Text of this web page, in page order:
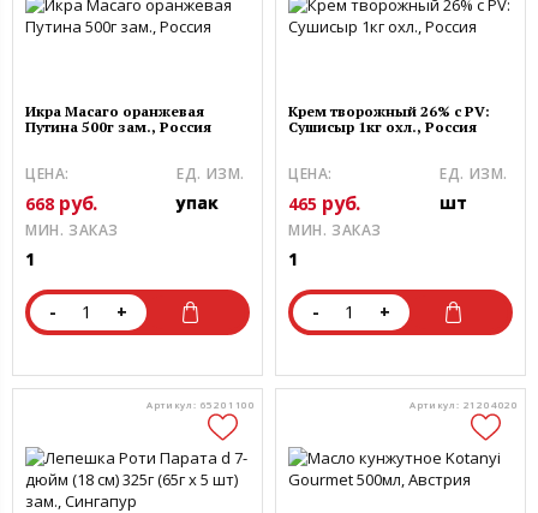
Икра Масаго оранжевая
Путина 500г зам., Россия
ЦЕНА:
668 руб. упак
ЕД. ИЗМ.
1
МИН. ЗАКАЗ
- +
Крем творожный 26% c PV:
Сушисыр 1кг охл., Россия
ЦЕНА:
465 руб. шт
ЕД. ИЗМ.
1
МИН. ЗАКАЗ
- +
Артикул: 65201100 Артикул: 21204020